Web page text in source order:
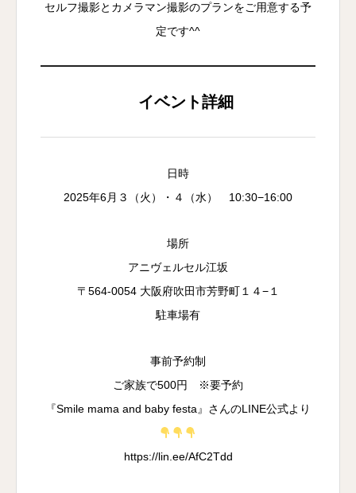
セルフ撮影とカメラマン撮影のプランをご用意する予
定です^^
イベント詳細
日時
2025年6月３（火）・４（水） 10:30−16:00
場所
アニヴェルセル江坂
〒564-0054 大阪府吹田市芳野町１４−１
駐車場有
事前予約制
ご家族で500円 ※要予約
『Smile mama and baby festa』さんのLINE公式より
https://lin.ee/AfC2Tdd